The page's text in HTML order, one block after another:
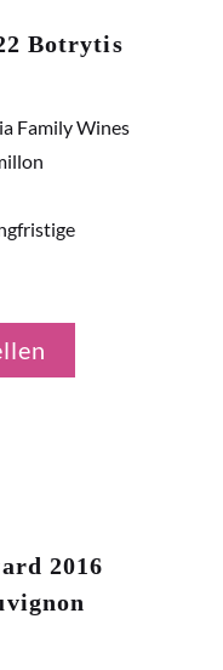
Botrytis
Family Wines
2016